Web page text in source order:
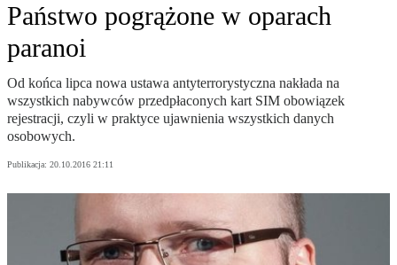
Państwo pogrążone w oparach
paranoi
Od końca lipca nowa ustawa antyterrorystyczna nakłada na
wszystkich nabywców przedpłaconych kart SIM obowiązek
rejestracji, czyli w praktyce ujawnienia wszystkich danych
osobowych.
Publikacja: 20.10.2016 21:11